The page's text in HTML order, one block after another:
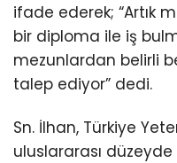
ifade ederek; “Artık
bir diploma ile iş
mezunlardan belirli
talep ediyor” dedi.
Sn. İlhan, Türkiye
uluslararası